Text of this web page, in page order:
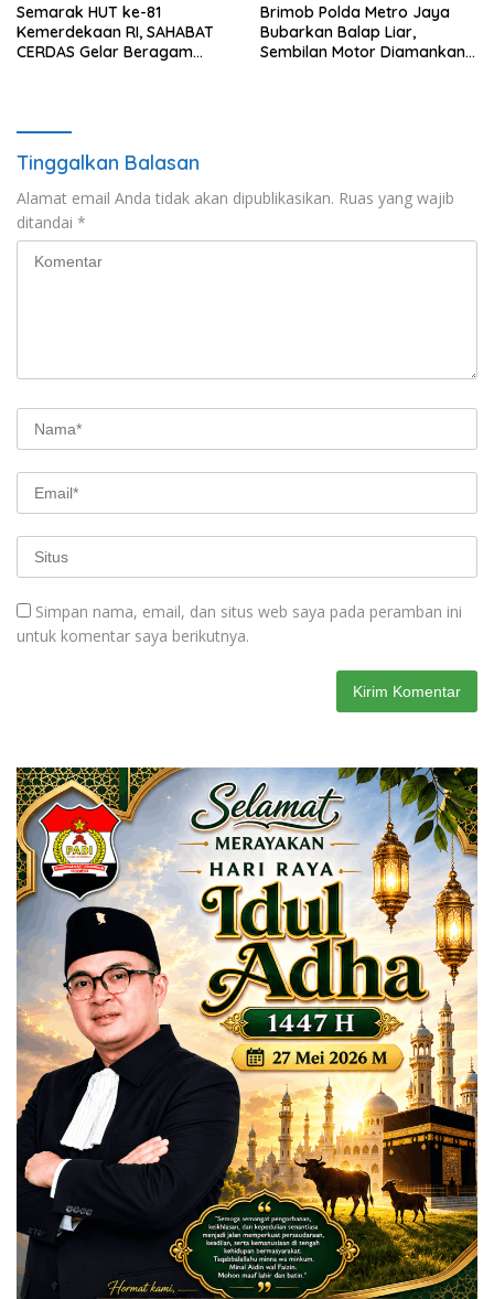
Semarak HUT ke-81
Kemerdekaan RI, SAHABAT
CERDAS Gelar Beragam
Brimob Polda Metro Jaya
Bubarkan Balap Liar,
Sembilan Motor Diamankan
Tinggalkan Balasan
Alamat email Anda tidak akan dipublikasikan. Ruas yang wajib
ditandai *
Simpan nama, email, dan situs web saya pada peramban ini
untuk komentar saya berikutnya.